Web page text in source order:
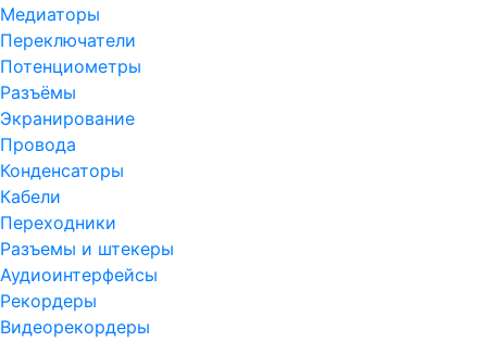
Медиаторы
Переключатели
Потенциометры
Разъёмы
Экранирование
Провода
Конденсаторы
Кабели
Переходники
Разъемы и штекеры
Аудиоинтерфейсы
Рекордеры
Видеорекордеры